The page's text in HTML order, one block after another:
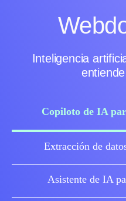
Inteligencia
Copiloto de IA
Extracción de
Asistente de IA